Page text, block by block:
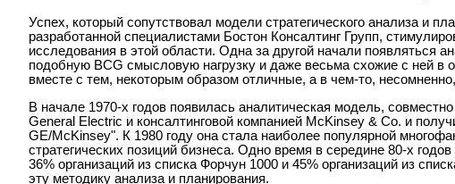
Успех, который сопутствовал модели стратегического анализа и
разработанной специалистами Бостон Консалтинг Групп,
исследования в этой области. Одна за другой начали появляться
подобную BCG смысловую нагрузку и даже весьма схожие с ней в
вместе с тем, некоторым образом отличные, а в чем-то,
В начале 1970-х годов появилась аналитическая модель,
General Electric и консалтинговой компанией McKinsey & Со. и
GE/McKinsey". К 1980 году она стала наиболее популярной
стратегических позиций бизнеса. Одно время в середине 80-х
36% организаций из списка Форчун 1000 и 45% организаций из
эту методику анализа и планирования.